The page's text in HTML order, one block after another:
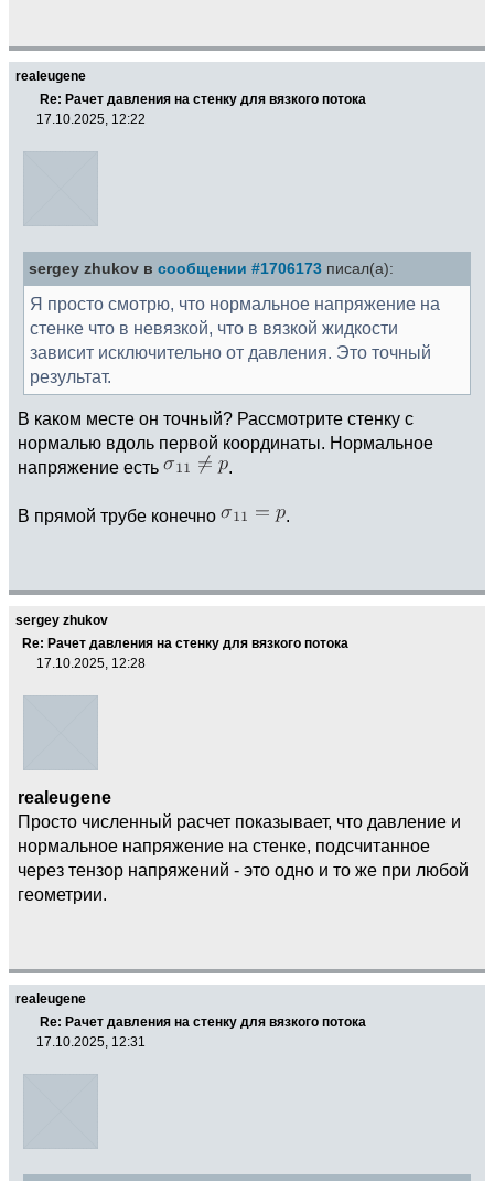
realeugene
Re: Рачет давления на стенку для вязкого потока
17.10.2025, 12:22
sergey zhukov в сообщении #1706173 писал(а):
Я просто смотрю, что нормальное напряжение на
стенке что в невязкой, что в вязкой жидкости
зависит исключительно от давления. Это точный
результат.
В каком месте он точный? Рассмотрите стенку с
нормалью вдоль первой координаты. Нормальное
напряжение есть
.
В прямой трубе конечно .
sergey zhukov
Re: Рачет давления на стенку для вязкого потока
17.10.2025, 12:28
realeugene
Просто численный расчет показывает, что давление и
нормальное напряжение на стенке, подсчитанное
через тензор напряжений - это одно и то же при любой
геометрии.
realeugene
Re: Рачет давления на стенку для вязкого потока
17.10.2025, 12:31